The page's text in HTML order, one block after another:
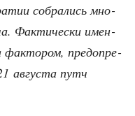
собра­лись мно­
Фак­ти­че­ски имен­
фак­то­ром, пред­опре­
авгу­ста путч